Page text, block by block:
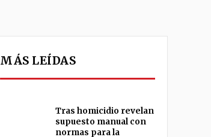
MÁS LEÍDAS
Tras homicidio revelan
supuesto manual con
normas para la